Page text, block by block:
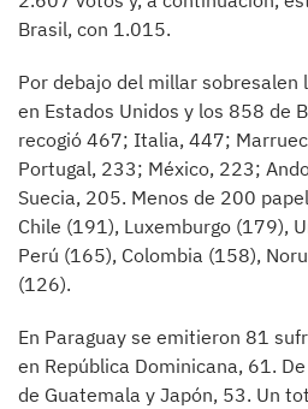
Brasil, con 1.015.
Por debajo del millar
en Estados Unidos y los 858 de
recogió 467; Italia, 447;
Portugal, 233; México, 223;
Suecia, 205. Menos de 200
Chile (191), Luxemburgo (179),
Perú (165), Colombia (158),
(126).
En Paraguay se emitieron 81
en República Dominicana, 61.
de Guatemala y Japón, 53. Un